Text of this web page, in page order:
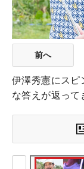
前へ
伊澤秀憲にスピ
な答えが返って